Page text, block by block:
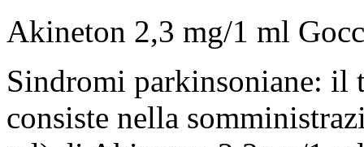
Akineton 2,3 mg/1 ml
Sindromi parkinsoniane: il
consiste nella